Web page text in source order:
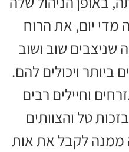
מדי יום, את הרוח
שניצבים שוב ושוב
ביותר ויכולים להם.
וחיילים רבים
טל והצוותים
ממנה לקבל את אות